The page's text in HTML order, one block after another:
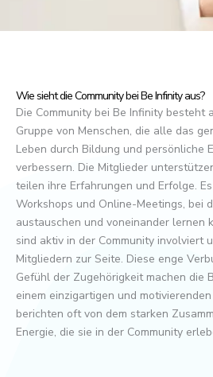
Wie sieht die Community bei Be Infinity aus?
Die Community bei Be Infinity besteht
Gruppe von Menschen, die alle das
Leben durch Bildung und persönliche
verbessern. Die Mitglieder
teilen ihre Erfahrungen und Erfolge.
Workshops und Online-Meetings, bei
austauschen und voneinander lernen
sind aktiv in der Community involviert
Mitgliedern zur Seite. Diese enge
Gefühl der Zugehörigkeit machen die
einem einzigartigen und
berichten oft von dem starken
Energie, die sie in der Community